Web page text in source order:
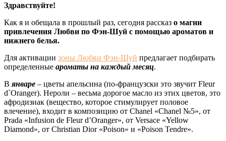
Здравствуйте!
Как я и обещала в прошлый раз, сегодня рассказ о магии
привлечения Любви по Фэн-Шуй с помощью ароматов и
нижнего белья.
Для активации зоны Любви Фэн-Шуй предлагает подбирать
определенные ароматы на каждый месяц.
В январе – цветы апельсина (по-французски это звучит Fleur
d`Oranger). Нероли – весьма дорогое масло из этих цветов, это
афродизиак (вещество, которое стимулирует половое
влечение), входит в композицию от Chanel «Chanel №5», от
Prada «Infusion de Fleur d’Oranger», от Versace «Yellow
Diamond», от Christian Dior «Poison» и «Poison Tendre».